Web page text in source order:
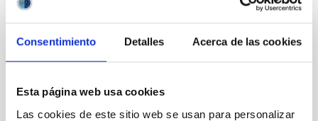
Consentimiento Detalles Acerca de las cookies
Esta página web usa cookies
Las cookies de este sitio web se usan para personalizar
PHOTOMONTAGE